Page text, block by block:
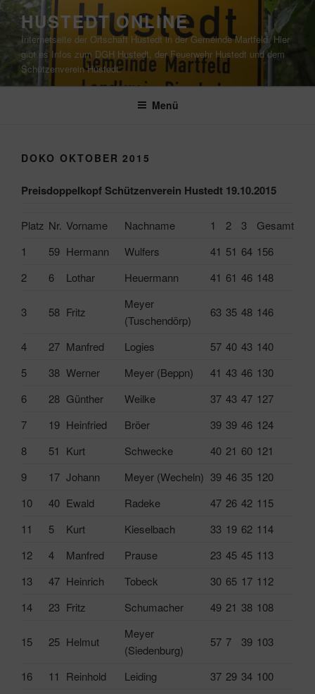
Zum
Inhalt
springen
HUSTEDT ONLINE
Internetseite der Ortschaft Hustedt in der Gemeinde Martfeld. Hier
gibt es Infos zum DGH Hustedt, der Feuerwehr Hustedt und dem
Schützenverein Hustedt.
Menü
DOKO OKTOBER 2015
Preisdoppelkopf Schützenverein Hustedt 19.10.2015
Platz Nr. Vorname Nachname 1 2 3
Gesamt
1
59 Hermann Wulfers 41 51 64 156
2
6 Lothar Heuermann 41 61 46 148
3 58 Fritz
Meyer
(Tuschendörp)
63 35 48 146
4 27 Manfred Logies 57 40 43 140
5
38 Werner Meyer (Beppn) 41 43 46 130
6
28 Günther Weilke 37 43 47 127
7
19 Heinfried Bröer 39 39 46 124
8
51 Kurt Schwecke 40 21 60 121
9
17 Johann Meyer (Wecheln) 39 46 35 120
10
40 Ewald Radeke 47 26 42 115
11
5 Kurt Kieselbach 33 19 62 114
12
4 Manfred Prause 23 45 45 113
13
47 Heinrich Tobeck 30 65 17 112
14
23 Fritz Schumacher 49 21 38 108
15 25 Helmut
Meyer
(Siedenburg)
57 7 39 103
16 11 Reinhold Leiding 37 29 34 100